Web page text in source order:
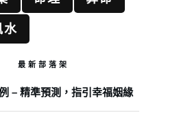
水
最新部落架
– 精準預測，指引幸福姻緣